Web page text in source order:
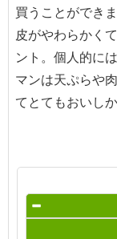
買うことができ
皮がやわらかく
ント。個人的に
マンは天ぷらや
てとてもおいし